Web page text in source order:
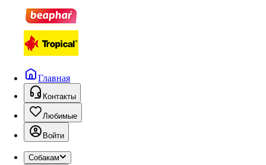
Главная
Контакты
Любимые
Войти
Собакам